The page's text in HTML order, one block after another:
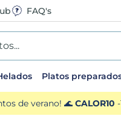
FAQ's
Platos
de verano! 🌊 CALOR10